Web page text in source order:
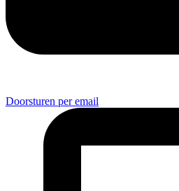
Doorsturen per email